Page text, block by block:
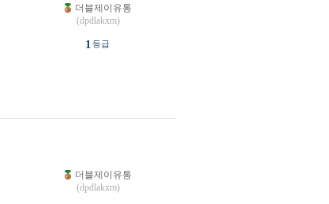
더블제이유통
(dpdlakxm)
1 등급
더블제이유통
(dpdlakxm)